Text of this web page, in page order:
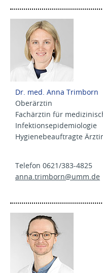
Dr. med. Anna Trimborn
Oberärztin
Fachärztin für
Infektionsepidemiologie
Hygienebeauftragte
Telefon 0621/383-4825
anna.trimborn@umm.de